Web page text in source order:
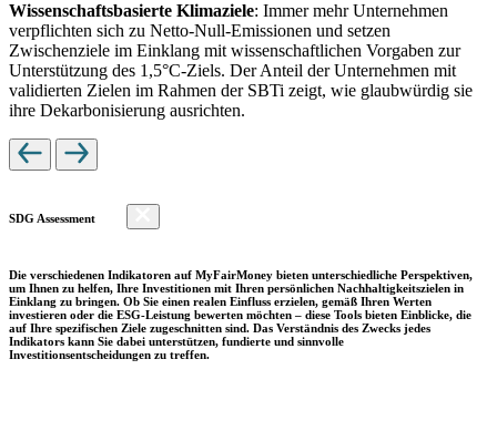
Wissenschaftsbasierte Klimaziele: Immer mehr Unternehmen
verpflichten sich zu Netto-Null-Emissionen und setzen
Zwischenziele im Einklang mit wissenschaftlichen Vorgaben zur
Unterstützung des 1,5°C-Ziels. Der Anteil der Unternehmen mit
validierten Zielen im Rahmen der SBTi zeigt, wie glaubwürdig sie
ihre Dekarbonisierung ausrichten.
SDG Assessment
Die verschiedenen Indikatoren auf MyFairMoney bieten unterschiedliche Perspektiven,
um Ihnen zu helfen, Ihre Investitionen mit Ihren persönlichen Nachhaltigkeitszielen in
Einklang zu bringen. Ob Sie einen realen Einfluss erzielen, gemäß Ihren Werten
investieren oder die ESG-Leistung bewerten möchten – diese Tools bieten Einblicke, die
auf Ihre spezifischen Ziele zugeschnitten sind. Das Verständnis des Zwecks jedes
Indikators kann Sie dabei unterstützen, fundierte und sinnvolle
Investitionsentscheidungen zu treffen.